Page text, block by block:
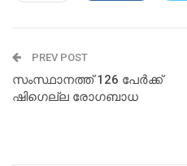
PREV POST
സംസ്ഥാനത്ത് 126 പേർക്ക്
ഷിഗെല്ല രോ​ഗബാധ